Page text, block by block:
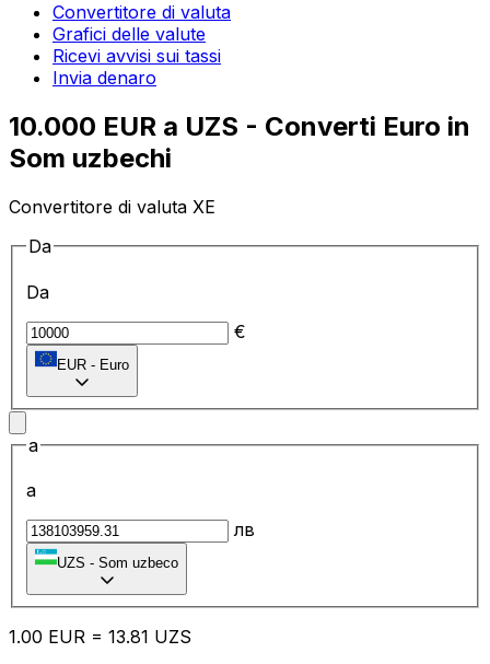
Convertitore di valuta
Grafici delle valute
Ricevi avvisi sui tassi
Invia denaro
10.000 EUR a UZS - Converti Euro in
Som uzbechi
Convertitore di valuta XE
Da
Da
€
EUR - Euro
a
a
лв
UZS - Som uzbeco
1.00 EUR = 13.81 UZS